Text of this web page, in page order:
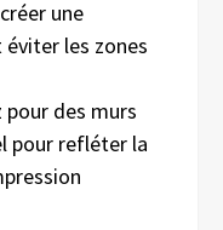
une
éviter les zones
pour des murs
pour refléter la